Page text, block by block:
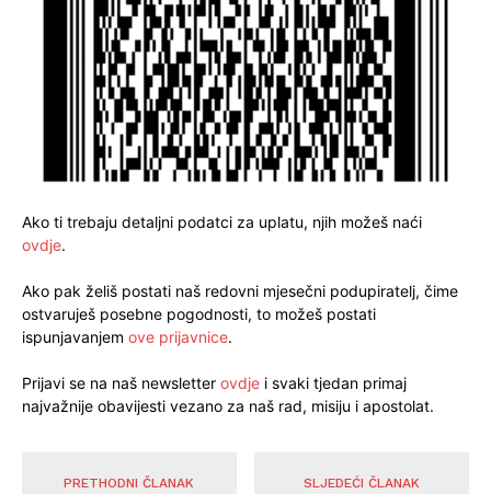
Ako ti trebaju detaljni podatci za uplatu, njih možeš naći
ovdje.
Ako pak želiš postati naš redovni mjesečni podupiratelj, čime
ostvaruješ posebne pogodnosti, to možeš postati
ispunjavanjem ove prijavnice.
Prijavi se na naš newsletter ovdje i svaki tjedan primaj
najvažnije obavijesti vezano za naš rad, misiju i apostolat.
PRETHODNI ČLANAK SLJEDEĆI ČLANAK